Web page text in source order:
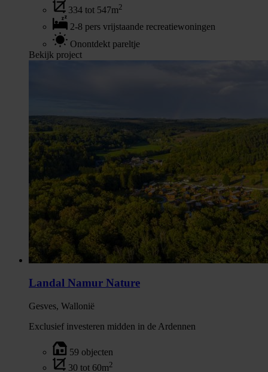
334 tot 547m2
2-8 pers vrijstaande recreatiewoningen
Onontdekt pareltje
Bekijk project
Landal Namur Nature
Gesves, Wallonië
Exclusief investeren midden in de Ardennen
59 objecten
30 tot 60m2